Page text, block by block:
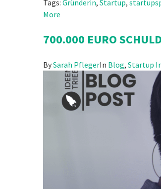
Tags: Gründerin, Startup,
More
700.000 EURO
BySarah PflegerIn Blog, Startup